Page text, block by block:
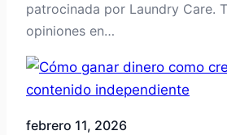
patrocinada por Laundry Care.
opiniones en…
febrero 11, 2026